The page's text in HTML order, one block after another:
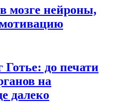
мозге нейроны,
Готье: до печати
на
далеко